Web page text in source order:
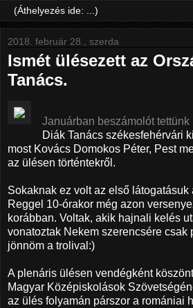
2018. február 28., szerda
Ismét ülésezett az
Tanács.
Januárban beszámolót tettünk
Diák Tanács székesfehérvári
most Kovács Domokos Péter, Pest
az ülésen történtekről.
Sokaknak ez volt az első látogatásuk
Reggel 10-órakor még azon
korábban. Voltak, akik hajnali kelés
vonatoztak Nekem szerencsére csak
jönnöm a trolival:)
A plenáris ülésen vendégként
Magyar Középiskolások
az ülés folyamán párszor a romániai